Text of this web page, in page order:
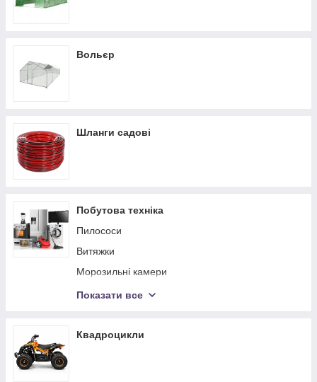
Вольєр
Шланги садові
Побутова техніка
Пилососи
Витяжки
Морозильні камери
Духові шафи
Праски, відпрарювачі та системи для
Показати все
Квадроцикли